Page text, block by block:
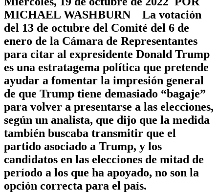
MICHAEL WASHBURN La votación
del 13 de octubre del Comité del 6 de
enero de la Cámara de Representantes
para citar al expresidente Donald Trump
es una estratagema política que pretende
ayudar a fomentar la impresión general
de que Trump tiene demasiado “bagaje”
para volver a presentarse a las elecciones,
según un analista, que dijo que la medida
también buscaba transmitir que el
partido asociado a Trump, y los
candidatos en las elecciones de mitad de
período a los que ha apoyado, no son la
opción correcta para el país.